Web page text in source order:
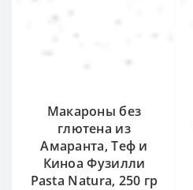
Макароны без
глютена из
Амаранта, Теф и
Киноа Фузилли
Pasta Natura, 250 гр